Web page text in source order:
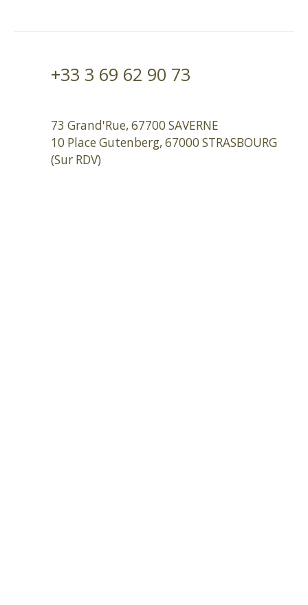
+33 3 69 62 90 73
73 Grand'Rue, 67700 SAVERNE
10 Place Gutenberg, 67000 STRASBOURG
(Sur RDV)